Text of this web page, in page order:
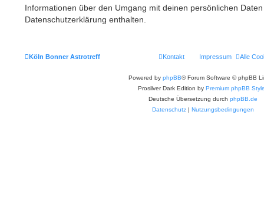
Informationen über den Umgang mit deinen persönlichen
Datenschutzerklärung enthalten.
Köln Bonner Astrotreff Alle
Impressum
Kontakt
Powered by phpBB® Forum Software © phpBB
Prosilver Dark Edition by Premium phpBB
Deutsche Übersetzung durch phpBB.de
Datenschutz | Nutzungsbedingungen